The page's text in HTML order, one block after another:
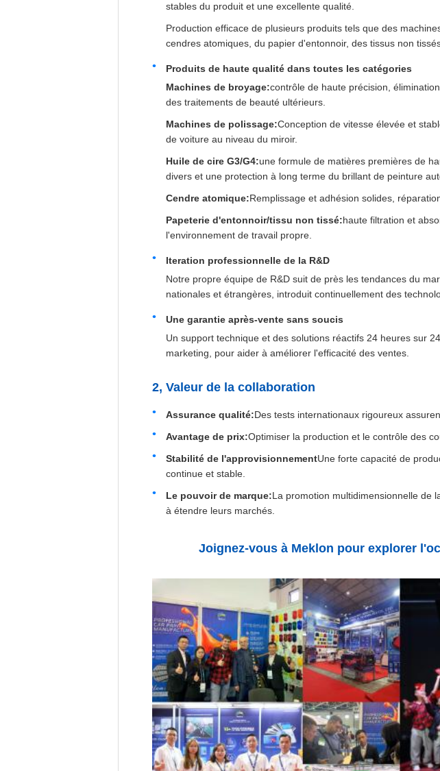
stables du produit et une excellente qualité.
Production efficace de plusieurs produits tels que des
cendres atomiques, du papier d'entonnoir, des tissus non
Produits de haute qualité dans toutes les catégories
Machines de broyage:contrôle de haute précision,
des traitements de beauté ultérieurs.
Machines de polissage:Conception de vitesse élevée et
de voiture au niveau du miroir.
Huile de cire G3/G4:une formule de matières premières de
divers et une protection à long terme du brillant de peinture
Cendre atomique:Remplissage et adhésion solides,
Papeterie d'entonnoir/tissu non tissé:haute filtration et
l'environnement de travail propre.
Iteration professionnelle de la R&D
Notre propre équipe de R&D suit de près les tendances du
nationales et étrangères, introduit continuellement des
Une garantie après-vente sans soucis
Un support technique et des solutions réactifs 24 heures sur
marketing, pour aider à améliorer l'efficacité des ventes.
2, Valeur de la collaboration
Assurance qualité:Des tests internationaux rigoureux
Avantage de prix:Optimiser la production et le contrôle des
Stabilité de l'approvisionnementUne forte capacité de
continue et stable.
Le pouvoir de marque:La promotion multidimensionnelle de
à étendre leurs marchés.
Joignez-vous à Meklon pour explorer